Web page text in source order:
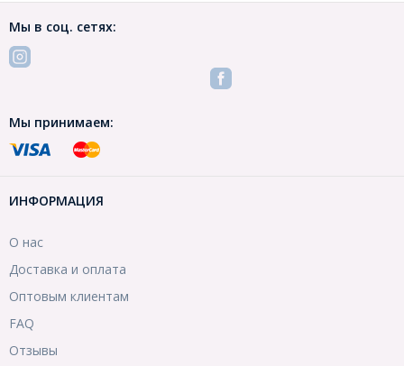
Мы в соц. сетях:
Мы принимаем:
ИНФОРМАЦИЯ
О нас
Доставка и оплата
Оптовым клиентам
FAQ
Отзывы